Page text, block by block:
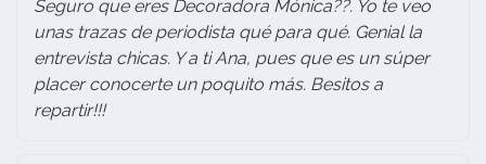
Seguro que eres Decoradora Mónica??. Yo te veo
unas trazas de periodista qué para qué. Genial la
entrevista chicas. Y a ti Ana, pues que es un súper
placer conocerte un poquito más. Besitos a
repartir!!!